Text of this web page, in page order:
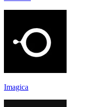
Imagica